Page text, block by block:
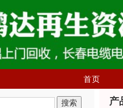
首页
产